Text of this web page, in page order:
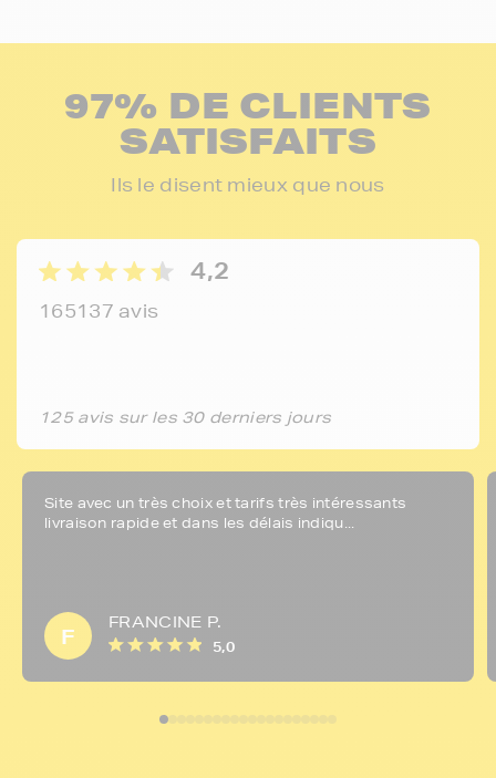
97% DE CLIENTS
SATISFAITS
Ils le disent mieux que nous
4,2
165137 avis
125 avis sur les 30 derniers jours
Site avec un très choix et tarifs très intéressants
livraison rapide et dans les délais indiqu...
F
FRANCINE P.
5,0